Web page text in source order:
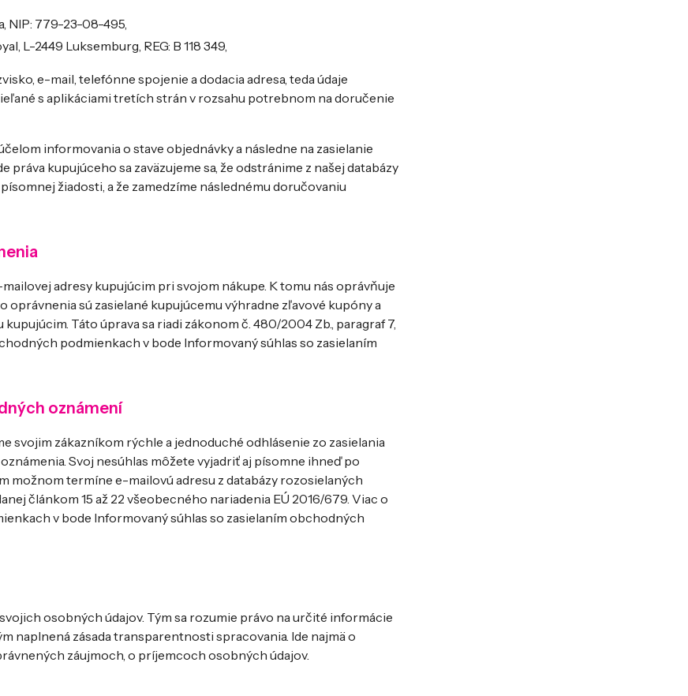
NIP: 779-23-08-495,
L-2449 Luksemburg, REG: B 118 349,
e-mail, telefónne spojenie a dodacia adresa, teda údaje
s aplikáciami tretích strán v rozsahu potrebnom na doručenie
informovania o stave objednávky a následne na zasielanie
kupujúceho sa zaväzujeme sa, že odstránime z našej databázy
žiadosti, a že zamedzíme následnému doručovaniu
adresy kupujúcim pri svojom nákupe. K tomu nás oprávňuje
oprávnenia sú zasielané kupujúcemu výhradne zľavové kupóny a
Táto úprava sa riadi zákonom č. 480/2004 Zb., paragraf 7,
podmienkach v bode Informovaný súhlas so zasielaním
oznámení
svojim zákazníkom rýchle a jednoduché odhlásenie zo zasielania
Svoj nesúhlas môžete vyjadriť aj písomne ihneď po
možnom termíne e-mailovú adresu z databázy rozosielaných
článkom 15 až 22 všeobecného nariadenia EÚ 2016/679. Viac o
v bode Informovaný súhlas so zasielaním obchodných
osobných údajov. Tým sa rozumie právo na určité informácie
naplnená zásada transparentnosti spracovania. Ide najmä o
záujmoch, o príjemcoch osobných údajov.